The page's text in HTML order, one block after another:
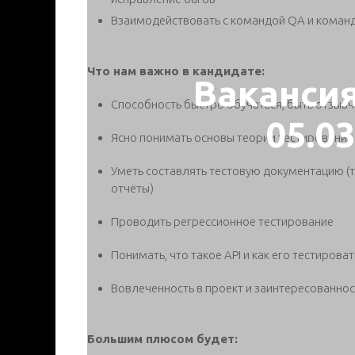
Взаимодействовать с командой QA и
Что нам важно в кандидате:
Способность быстро обучаться, быть
Ясно понимать основы теории тестирования
Уметь составлять тестовую документацию
отчёты)
Проводить регрессионное тестирование
Понимать, что такое API и как его
Вовлеченность в проект и
Большим плюсом будет: